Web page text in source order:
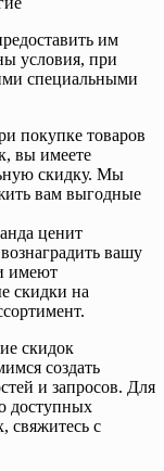
им
условия, при
специальными
покупке товаров
вы имеете
скидку. Мы
вам выгодные
ценит
вашу
имеют
скидки на
скидок
создать
и запросов. Для
доступных
свяжитесь с